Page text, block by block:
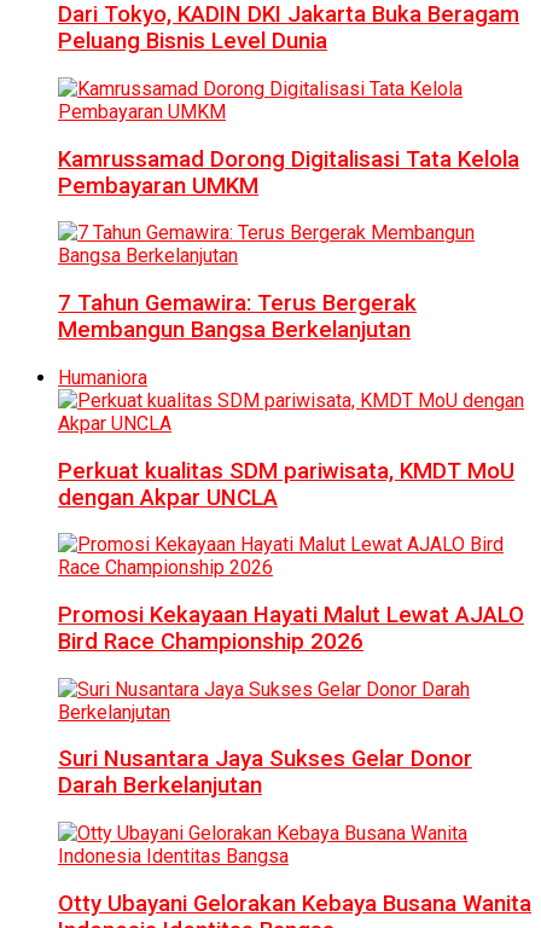
Dari Tokyo, KADIN DKI Jakarta Buka Beragam
Peluang Bisnis Level Dunia
Kamrussamad Dorong Digitalisasi Tata Kelola
Pembayaran UMKM
7 Tahun Gemawira: Terus Bergerak
Membangun Bangsa Berkelanjutan
Humaniora
Perkuat kualitas SDM pariwisata, KMDT MoU
dengan Akpar UNCLA
Promosi Kekayaan Hayati Malut Lewat AJALO
Bird Race Championship 2026
Suri Nusantara Jaya Sukses Gelar Donor
Darah Berkelanjutan
Otty Ubayani Gelorakan Kebaya Busana Wanita